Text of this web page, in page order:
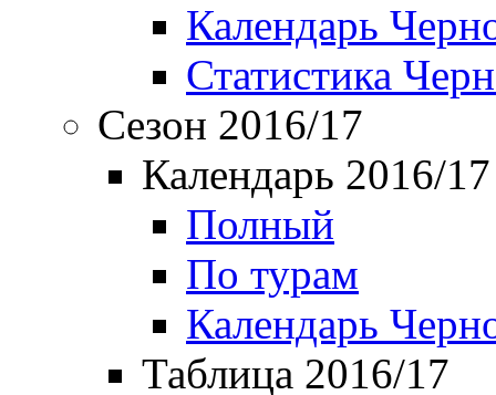
Календарь
Статистика
Сезон 2016/17
Календарь 2016/17
Полный
По турам
Календарь
Таблица 2016/17